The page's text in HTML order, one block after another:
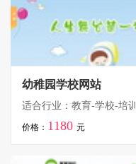
幼稚园学校网站
适合行业：教育-学校-培训
价格： 1180 元